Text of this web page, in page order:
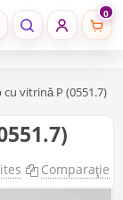
0
cu vitrină P (0551.7)
Comparaţie